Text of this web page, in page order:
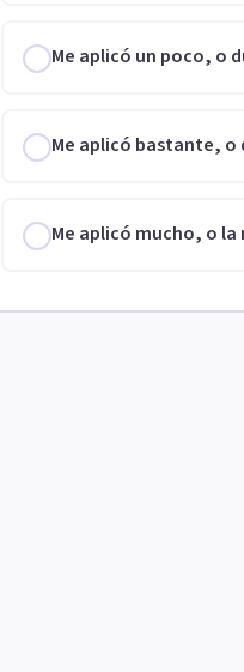
Me aplicó un poco, o
Me aplicó bastante,
Me aplicó mucho, o